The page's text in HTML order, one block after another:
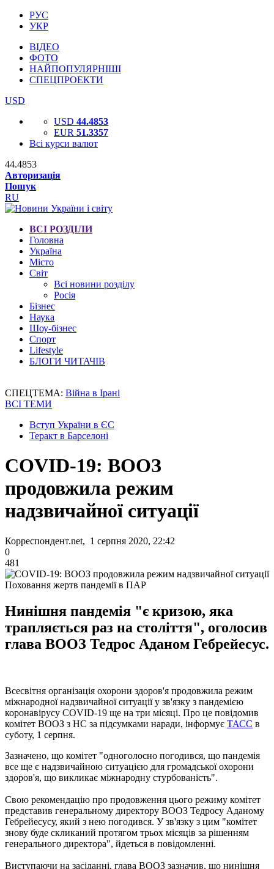
РУС
УКР
ВІДЕО
ФОТО
НАЙПОПУЛЯРНІШІ
СПЕЦПРОЕКТИ
USD
USD 44.4853
EUR 51.3357
Всі курси валют
44.4853
Авторизація
Пошук
RU
ВСІ РОЗДІЛИ
Головна
Україна
Місто
Світ
Всі новини розділу
Росія
Бізнес
Наука
Шоу-бізнес
Спорт
Lifestyle
БЛОГИ ЧИТАЧІВ
СПЕЦТЕМА: Війна в Ірані
ВСІ ТЕМИ
Вступ України в ЄС
Теракт в Барселоні
COVID-19: ВООЗ
продовжила режим
надзвичайної ситуації
Корреспондент.net, 1 серпня 2020, 22:42
0
481
Поховання жертв пандемії в ПАР
Нинішня пандемія "є кризою, яка
трапляється раз на століття", оголосив
глава ВООЗ Тедрос Аданом Гебрейесус.
Всесвітня організація охорони здоров'я продовжила режим
міжнародної надзвичайної ситуації у зв'язку з пандемією
коронавірусу COVID-19 ще на три місяці. Про це повідомив
комітет ВООЗ з НС за підсумками наради, інформує ТАСС в
суботу, 1 серпня.
Зазначено, що комітет "одноголосно погодився, що пандемія
все ще є надзвичайною ситуацією для громадської охорони
здоров'я, що викликає міжнародну стурбованість".
Свою рекомендацію про продовження цього режиму комітет
представив генеральному директору ВООЗ Тедросу Аданому
Гебрейесусу, який з нею погодився. У зв'язку з цим "комітет
знову буде скликаний протягом трьох місяців за рішенням
генерального директора", йдеться в повідомленні.
Виступаючи на засіданні, глава ВООЗ зазначив, що нинішня